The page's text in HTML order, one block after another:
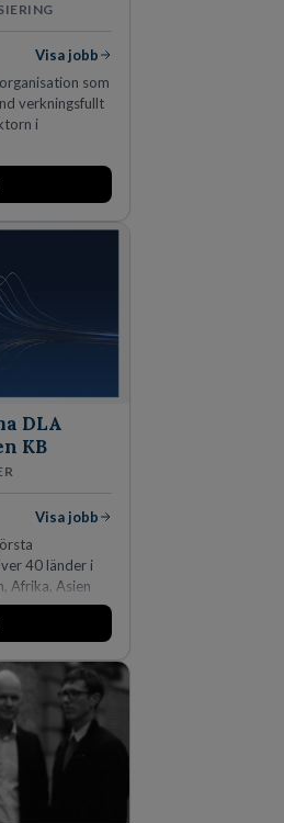
Visa jobb
som
verkningsfullt
i
DLA
KB
Visa jobb
40 länder i
Afrika, Asien
inom
vi har några
i Stockholm,
kan vi
en unik,
nordisk
Stockholm är